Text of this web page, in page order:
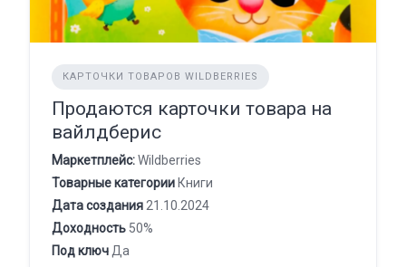
КАРТОЧКИ ТОВАРОВ WILDBERRIES
Продаются карточки товара на
вайлдберис
Маркетплейс:Wildberries
Товарные категории Книги
Дата создания 21.10.2024
Доходность 50%
Под ключ Да